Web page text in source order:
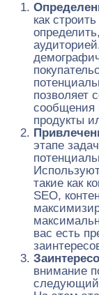
как
позволяет
сообщения
продукты
этапе
такие как
SEO,
вас есть
внимание
следующий